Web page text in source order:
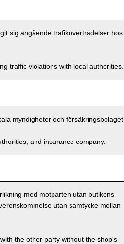
sig angående trafiköverträdelser hos
traffic violations with local authorities.
myndigheter och försäkringsbolaget.
and insurance company.
med motparten utan butikens
utan samtycke mellan
the other party without the shop's